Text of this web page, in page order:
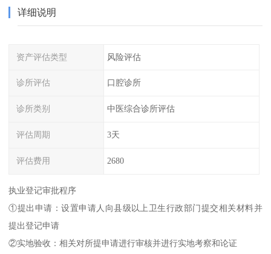
详细说明
资产评估类型 风险评估
诊所评估 口腔诊所
诊所类别 中医综合诊所评估
评估周期 3天
评估费用 2680
执业登记审批程序
①提出申请：设置申请人向县级以上卫生行政部门提交相关材料并
提出登记申请
②实地验收：相关对所提申请进行审核并进行实地考察和论证